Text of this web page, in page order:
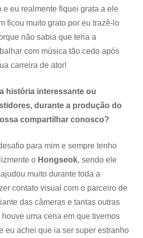
e eu realmente fiquei grata a ele
ficou muito grato por eu trazê-lo
não sabia que teria a
com música tão cedo após
carreira de ator!
história interessante ou
durante a produção do
compartilhar conosco?
para mim e sempre tenho
o Hongseok, sendo ele
muito durante toda a
contato visual com o parceiro de
das câmeras e tantas outras
uma cena em que tivemos
eu achei que ia ser super estranho